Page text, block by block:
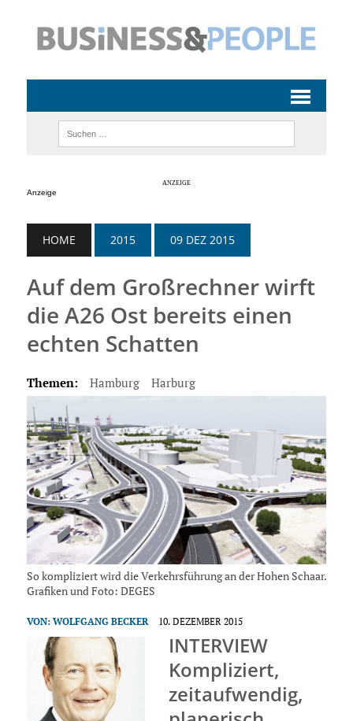
Anzeige
HOME 2015 09 DEZ 2015
Auf dem Großrechner wirft
die A26 Ost bereits einen
echten Schatten
Themen: Hamburg Harburg
So kompliziert wird die Verkehrsführung an der Hohen Schaar.
Grafiken und Foto: DEGES
VON: WOLFGANG BECKER 10. DEZEMBER 2015
INTERVIEW
Kompliziert,
zeitaufwendig,